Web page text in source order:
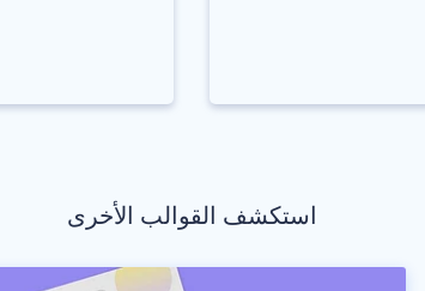
استكشف القوالب الأخرى